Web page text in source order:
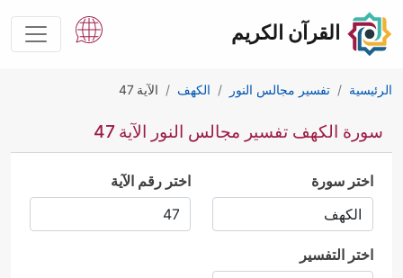
القرآن الكريم
الرئيسية تفسير مجالس النور الكهف الآية 47
سورة الكهف تفسير مجالس النور الآية 47
اختر سورة اختر رقم الآية
اختر التفسير